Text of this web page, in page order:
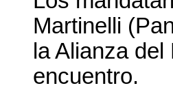
Martinelli
la Alianza
encuentro.